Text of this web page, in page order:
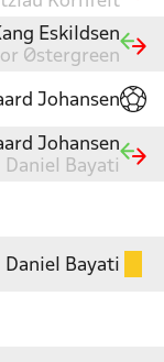
Eskildsen
Østergreen
Johansen
Johansen
Daniel Bayati
Daniel Bayati